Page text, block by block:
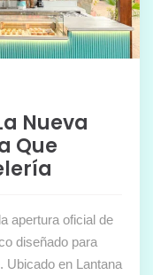
Nueva
Que
apertura oficial de
diseñado para
Ubicado en Lantana